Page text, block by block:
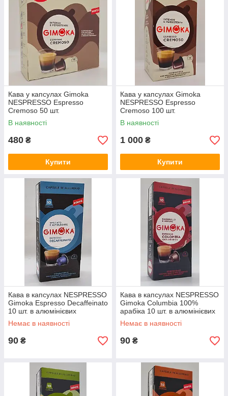
Кава у капсулах Gimoka
NESPRESSO Espresso
Cremoso 50 шт.
В наявності
480 ₴
Купити
Кава у капсулах Gimoka
NESPRESSO Espresso
Cremoso 100 шт.
В наявності
1 000 ₴
Купити
Кава в капсулах NESPRESSO
Gimoka Espresso Decaffeinato
10 шт. в алюмінієвих
капсулах
Немає в наявності
90 ₴
Кава в капсулах NESPRESSO
Gimoka Columbia 100%
арабіка 10 шт. в алюмінієвих
капсулах
Немає в наявності
90 ₴